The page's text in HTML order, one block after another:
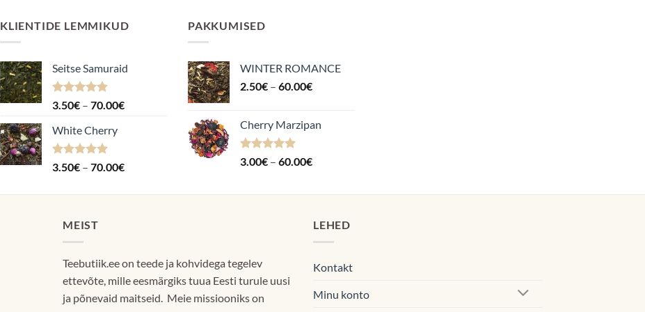
KLIENTIDE LEMMIKUD
Seitse Samuraid
Hinnanguga
3.50€ – 70.00€Hinnavahemik:
White Cherry
Hinnanguga
3.50€ – 70.00€Hinnavahemik:
kuni
PAKKUMISED
WINTER ROMANCE
2.50€ – 60.00€Hinnavahemik:
60.00€
Cherry Marzipan
Hinnanguga
3.00€ – 60.00€Hinnavahemik:
MEIST
Teebutiik.ee on teede ja kohvidega tegelev
ettevõte, mille eesmärgiks tuua Eesti turule uusi
ja põnevaid maitseid. Meie missiooniks on
LEHED
Kontakt
Minu konto